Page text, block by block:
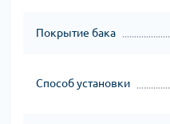
Покрытие бака
Способ установки